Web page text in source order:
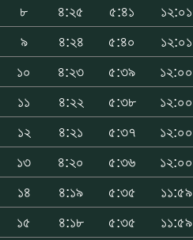
৮
৪:২৫ ৫:৪১ ১২:০১
৯
৪:২৪ ৫:৪০ ১২:০১
১০
৪:২৩ ৫:৩৯ ১২:০০
১১
৪:২২ ৫:৩৮ ১২:০০
১২
৪:২১ ৫:৩৭ ১২:০০
১৩
৪:২০ ৫:৩৬ ১২:০০
১৪
৪:১৯ ৫:৩৫ ১১:৫৯
১৫
৪:১৮ ৫:৩৫ ১১:৫৯